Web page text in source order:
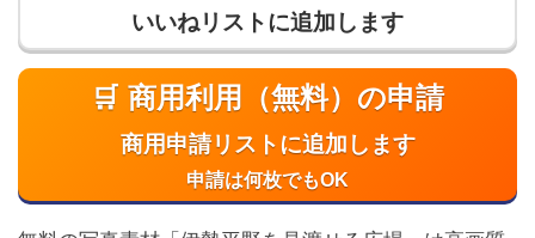
いいねリストに追加します
🛒 商用利用（無料）の申請
商用申請リストに追加します
申請は何枚でもOK